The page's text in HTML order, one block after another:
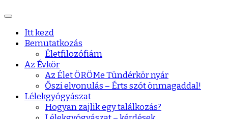
Itt kezd
Bemutatkozás
Életfilozófiám
Az Évkör
Az Élet ÖRÖMe Tündérkör nyár
Őszi elvonulás – Érts szót önmagaddal!
Lélekgyógyászat
Hogyan zajlik egy találkozás?